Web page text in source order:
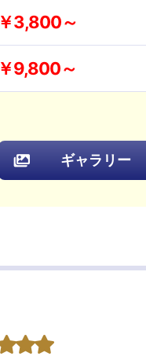
￥3,800～
￥9,800～
ギャラリー